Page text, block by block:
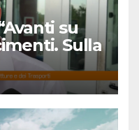
su
Sulla